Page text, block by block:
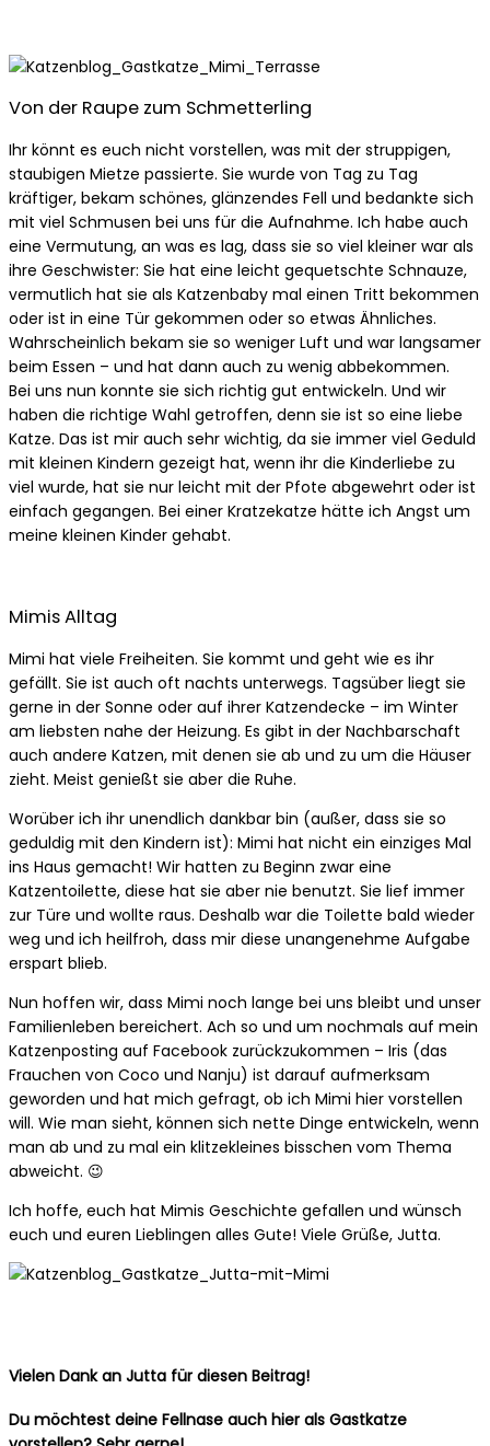
Von der Raupe zum Schmetterling
Ihr könnt es euch nicht vorstellen, was mit der struppigen,
staubigen Mietze passierte. Sie wurde von Tag zu Tag
kräftiger, bekam schönes, glänzendes Fell und bedankte sich
mit viel Schmusen bei uns für die Aufnahme. Ich habe auch
eine Vermutung, an was es lag, dass sie so viel kleiner war als
ihre Geschwister: Sie hat eine leicht gequetschte Schnauze,
vermutlich hat sie als Katzenbaby mal einen Tritt bekommen
oder ist in eine Tür gekommen oder so etwas Ähnliches.
Wahrscheinlich bekam sie so weniger Luft und war langsamer
beim Essen – und hat dann auch zu wenig abbekommen.
Bei uns nun konnte sie sich richtig gut entwickeln. Und wir
haben die richtige Wahl getroffen, denn sie ist so eine liebe
Katze. Das ist mir auch sehr wichtig, da sie immer viel Geduld
mit kleinen Kindern gezeigt hat, wenn ihr die Kinderliebe zu
viel wurde, hat sie nur leicht mit der Pfote abgewehrt oder ist
einfach gegangen. Bei einer Kratzekatze hätte ich Angst um
meine kleinen Kinder gehabt.
Mimis Alltag
Mimi hat viele Freiheiten. Sie kommt und geht wie es ihr
gefällt. Sie ist auch oft nachts unterwegs. Tagsüber liegt sie
gerne in der Sonne oder auf ihrer Katzendecke – im Winter
am liebsten nahe der Heizung. Es gibt in der Nachbarschaft
auch andere Katzen, mit denen sie ab und zu um die Häuser
zieht. Meist genießt sie aber die Ruhe.
Worüber ich ihr unendlich dankbar bin (außer, dass sie so
geduldig mit den Kindern ist): Mimi hat nicht ein einziges Mal
ins Haus gemacht! Wir hatten zu Beginn zwar eine
Katzentoilette, diese hat sie aber nie benutzt. Sie lief immer
zur Türe und wollte raus. Deshalb war die Toilette bald wieder
weg und ich heilfroh, dass mir diese unangenehme Aufgabe
erspart blieb.
Nun hoffen wir, dass Mimi noch lange bei uns bleibt und unser
Familienleben bereichert. Ach so und um nochmals auf mein
Katzenposting auf Facebook zurückzukommen – Iris (das
Frauchen von Coco und Nanju) ist darauf aufmerksam
geworden und hat mich gefragt, ob ich Mimi hier vorstellen
will. Wie man sieht, können sich nette Dinge entwickeln, wenn
man ab und zu mal ein klitzekleines bisschen vom Thema
abweicht. 😉
Ich hoffe, euch hat Mimis Geschichte gefallen und wünsch
euch und euren Lieblingen alles Gute! Viele Grüße, Jutta.
Vielen Dank an Jutta für diesen Beitrag!
Du möchtest deine Fellnase auch hier als Gastkatze